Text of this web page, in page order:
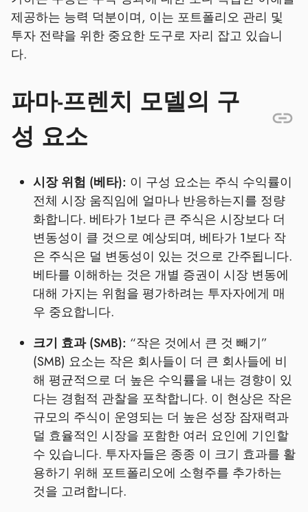
제공하는 능력 덕분이며, 이는 포트폴리오 관리 및
투자 전략을 위한 중요한 도구로 자리 잡고 있습니
다.
파마-프렌치 모델의 구
성 요소
시장 위험 (베타): 이 구성 요소는 주식 수익률이
전체 시장 움직임에 얼마나 반응하는지를 정량
화합니다. 베타가 1보다 큰 주식은 시장보다 더
변동성이 클 것으로 예상되며, 베타가 1보다 작
은 주식은 덜 변동성이 있는 것으로 간주됩니다.
베타를 이해하는 것은 개별 증권이 시장 변동에
대해 가지는 위험을 평가하려는 투자자에게 매
우 중요합니다.
크기 효과 (SMB): “작은 것에서 큰 것 빼기”
(SMB) 요소는 작은 회사들이 더 큰 회사들에 비
해 평균적으로 더 높은 수익률을 내는 경향이 있
다는 경험적 관찰을 포착합니다. 이 현상은 작은
규모의 주식이 운영되는 더 높은 성장 잠재력과
덜 효율적인 시장을 포함한 여러 요인에 기인할
수 있습니다. 투자자들은 종종 이 크기 효과를 활
용하기 위해 포트폴리오에 소형주를 추가하는
것을 고려합니다.